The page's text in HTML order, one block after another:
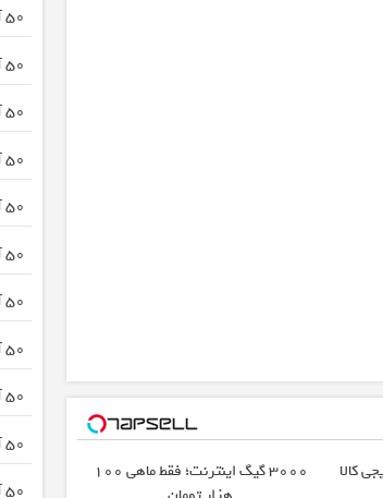
کالا
3000 گیگ اینترنت؛ فقط ماهی 100
50 آهنگ زنگ موبایل مداحی
50 آهنگ زنگ موبایل ساده و شیک
50 آهنگ زنگ موبایل حسینی
50 آهنگ زنگ موبایل رمانتیک
50 آهنگ زنگ موبایل خور محرم
50 آهنگ زنگ موبایل بیس دار
50 آهنگ زنگ موبایل خور خارجی
50 آهنگ زنگ موبایل خور رمانتیک
50 آهنگ زنگ موبایل خور مذهبی بی کلام خاص
50 آهنگ زنگ موبایل سوت
50 آهنگ زنگ موبایل خور ترکی غمگین